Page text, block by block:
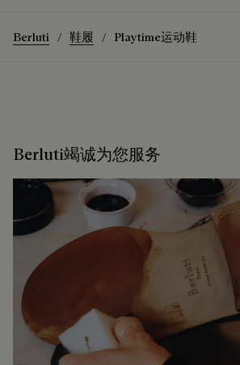
Berluti 鞋履 Playtime运动鞋
Berluti竭诚为您服务